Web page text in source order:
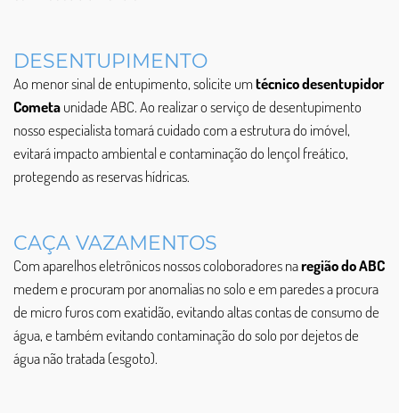
DESENTUPIMENTO
Ao menor sinal de entupimento, solicite umtécnico desentupidor
Cometaunidade ABC. Ao realizar o serviço de desentupimento
nosso especialista tomará cuidado com a estrutura do imóvel,
evitará impacto ambiental e contaminação do lençol freático,
protegendo as reservas hídricas.
CAÇA VAZAMENTOS
Com aparelhos eletrônicos nossos coloboradores naregião do ABC
medem e procuram por anomalias no solo e em paredes a procura
de micro furos com exatidão, evitando altas contas de consumo de
água, e também evitando contaminação do solo por dejetos de
água não tratada (esgoto).